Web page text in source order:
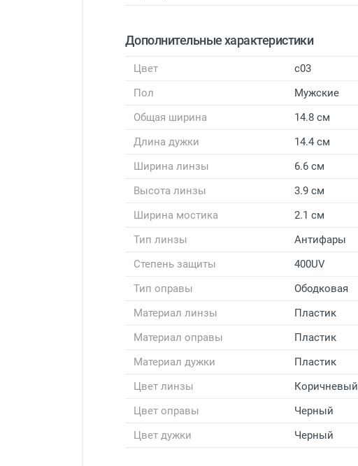
Дополнительные характеристики
Цвет
с03
Пол
Мужские
Общая ширина
14.8 см
Длина дужки
14.4 см
Ширина линзы
6.6 см
Высота линзы
3.9 см
Ширина мостика
2.1 см
Тип линзы
Антифары
Степень защиты
400UV
Тип оправы
Ободковая
Материал линзы
Пластик
Материал оправы
Пластик
Материал дужки
Пластик
Цвет линзы
Коричневый
Цвет оправы
Черный
Цвет дужки
Черный